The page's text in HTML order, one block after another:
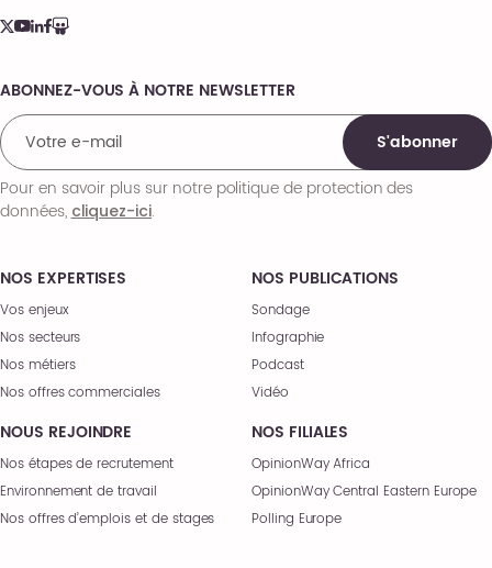
NOS EXPERTISES
Vos enjeux
Nos secteurs
Nos métiers
Nos offres commerciales
NOS PUBLICATIONS
Sondage
Infographie
Podcast
Vidéo
NOUS REJOINDRE
Nos étapes de recrutement
Environnement de travail
Nos offres d’emplois et de stages
NOS FILIALES
OpinionWay Africa
OpinionWay Central Eastern Europe
Polling Europe
Comments
ABONNEZ-VOUS À NOTRE NEWSLETTER
S'abonner
Pour en savoir plus sur notre politique de protection des
données,cliquez-ici.